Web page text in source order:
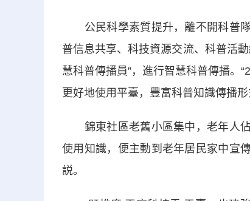
公民科學素質提升，離不開科普隊
普信息共享、科技資源交流、科普活
慧科普傳播員”，進行智慧科普傳播。
更好地使用平臺，豐富科普知識傳播
錦東社區老舊小區集中，老年人佔
使用知識，便主動到老年居民家中宣
説。